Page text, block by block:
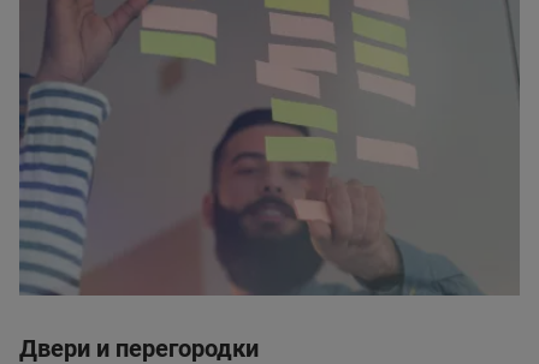
Двери и перегородки